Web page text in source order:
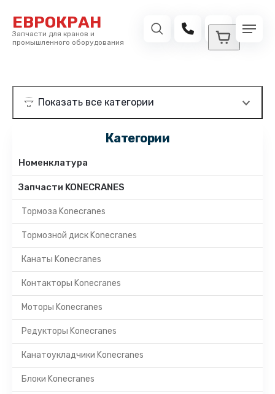
ЕВРОКРАН
Запчасти для кранов и
промышленного оборудования
Категории
Номенклатура
Запчасти KONECRANES
Тормоза Konecranes
Тормозной диск Konecranes
Канаты Konecranes
Контакторы Konecranes
Моторы Konecranes
Редукторы Konecranes
Канатоукладчики Konecranes
Блоки Konecranes